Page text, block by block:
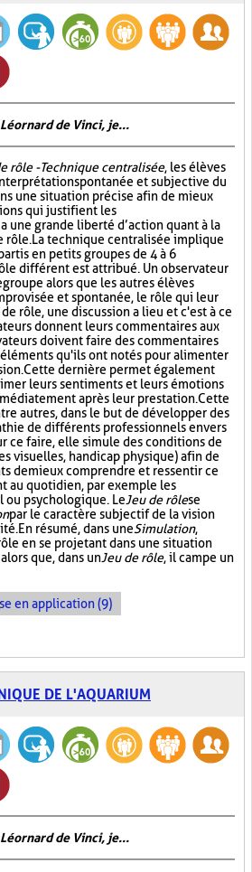
de Vinci, je...
rôle - Technique centralisée, les élèves
spontanée et subjective du
une situation précise afin de mieux
qui justifient les
une grande liberté d’action quant à la
rôle. La technique centralisée implique
en petits groupes de 4 à 6
différent est attribué. Un observateur
alors que les autres élèves
et spontanée, le rôle qui leur
rôle, une discussion a lieu et c'est à ce
donnent leurs commentaires aux
doivent faire des commentaires
qu'ils ont notés pour alimenter
Cette dernière permet également
leurs sentiments et leurs émotions
après leur prestation. Cette
autres, dans le but de développer des
de différents professionnels envers
ce faire, elle simule des conditions de
visuelles, handicap physique) afin de
de mieux comprendre et ressentir ce
au quotidien, par exemple les
ou psychologique. LeJeu de rôlese
par le caractère subjectif de la vision
En résumé, dans uneSimulation,
en se projetant dans une situation
que, dans unJeu de rôle, il campe un
en application (9)
DE L'AQUARIUM
de Vinci, je...